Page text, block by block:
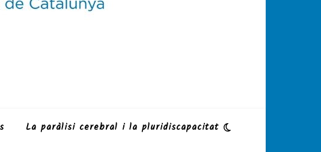
La paràlisi cerebral i la pluridiscapacitat